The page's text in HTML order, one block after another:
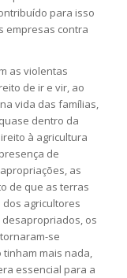
para isso
empresas contra
as violentas
de ir e vir, ao
vida das famílias,
dentro da
à agricultura
de
as
de que as terras
agricultores
os
se
mais nada,
essencial para a